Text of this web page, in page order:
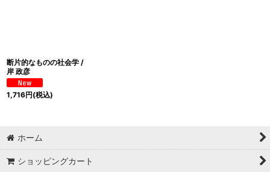
断片的なものの社会学 /
岸 政彦
1,716円(税込)
ホーム
ショッピングカート